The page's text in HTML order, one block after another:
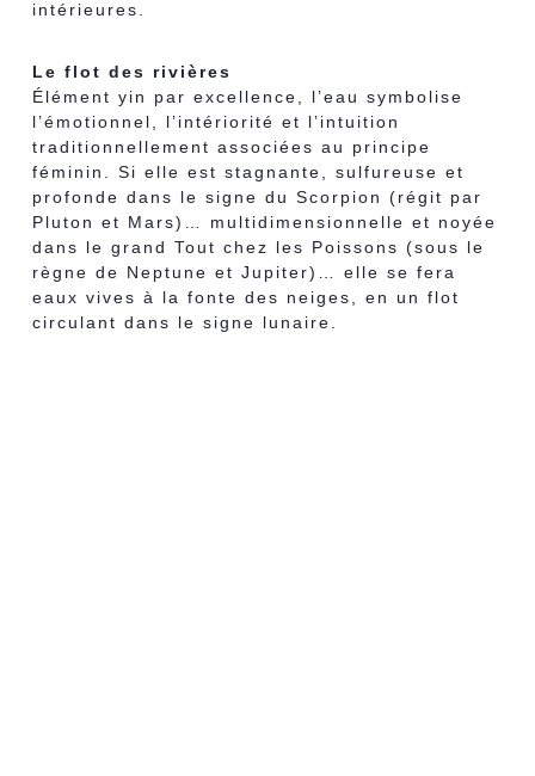
intérieures.
Le flot des rivières
Élément yin par excellence, l’eau symbolise
l’émotionnel, l’intériorité et l’intuition
traditionnellement associées au principe
féminin. Si elle est stagnante, sulfureuse et
profonde dans le signe du Scorpion (régit par
Pluton et Mars)… multidimensionnelle et noyée
dans le grand Tout chez les Poissons (sous le
règne de Neptune et Jupiter)… elle se fera
eaux vives à la fonte des neiges, en un flot
circulant dans le signe lunaire.